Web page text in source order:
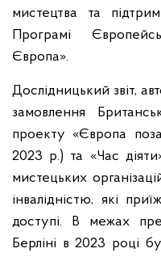
мистецтва та
Програмі
Європа».
Дослідницький звіт,
замовлення
проекту «Європа
2023 р.) та «Час
мистецьких
інвалідністю, які
доступі. В межах
Берліні в 2023 році